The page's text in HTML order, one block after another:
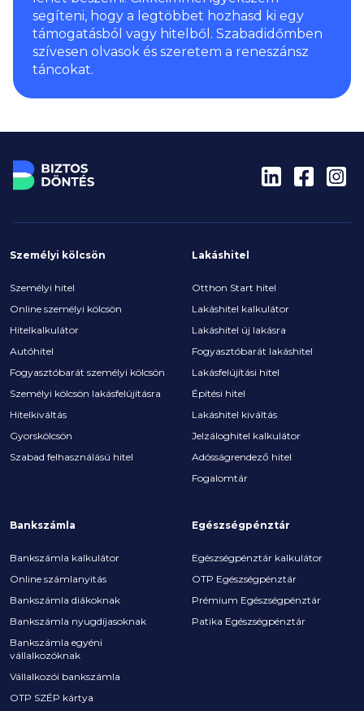
segíteni, hogy a legtöbbet hozhasd ki egy
támogatásból vagy hitelből. Szabadidőmben
szívesen olvasok és szeretem a reneszánsz
táncokat.
Személyi kölcsön
Személyi hitel
Online személyi kölcsön
Hitelkalkulátor
Autóhitel
Fogyasztóbarát személyi kölcsön
Személyi kölcsön lakásfelújításra
Hitelkiváltás
Gyorskölcsön
Szabad felhasználású hitel
Lakáshitel
Otthon Start hitel
Lakáshitel kalkulátor
Lakáshitel új lakásra
Fogyasztóbarát lakáshitel
Lakásfelújítási hitel
Építési hitel
Lakáshitel kiváltás
Jelzáloghitel kalkulátor
Adósságrendező hitel
Fogalomtár
Bankszámla
Bankszámla kalkulátor
Online számlanyitás
Bankszámla diákoknak
Bankszámla nyugdíjasoknak
Bankszámla egyéni
vállalkozóknak
Vállalkozói bankszámla
OTP SZÉP kártya
Egészségpénztár
Egészségpénztár kalkulátor
OTP Egészségpénztár
Prémium Egészségpénztár
Patika Egészségpénztár